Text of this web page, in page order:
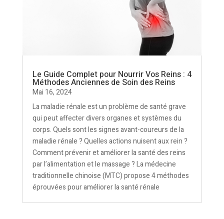
Le Guide Complet pour Nourrir Vos Reins : 4
Méthodes Anciennes de Soin des Reins
Mai 16, 2024
La maladie rénale est un problème de santé grave
qui peut affecter divers organes et systèmes du
corps. Quels sont les signes avant-coureurs de la
maladie rénale ? Quelles actions nuisent aux rein ?
Comment prévenir et améliorer la santé des reins
par l’alimentation et le massage ? La médecine
traditionnelle chinoise (MTC) propose 4 méthodes
éprouvées pour améliorer la santé rénale